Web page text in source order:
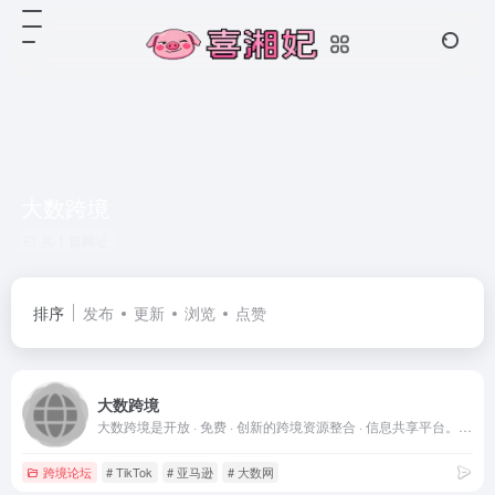
排序 发布 更新 浏览 点赞
大数跨境
跨境论坛 # TikTok # 亚马逊 # 大数网